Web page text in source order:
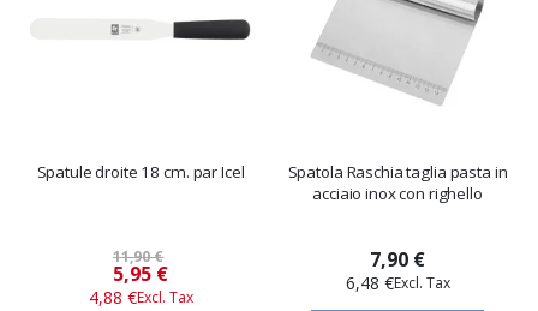
Spatule droite 18 cm. par Icel
11,90 €
Prix
​​
spécial
5,95 €
4,88 €
Spatola Raschia taglia pasta in
acciaio inox con righello
7,90 €
6,48 €